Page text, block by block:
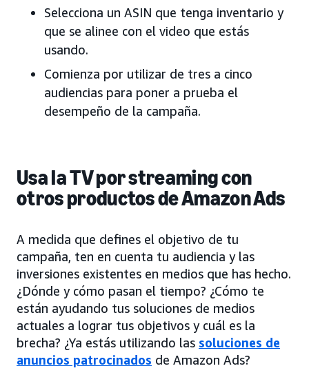
Selecciona un ASIN que tenga inventario y
que se alinee con el video que estás
usando.
Comienza por utilizar de tres a cinco
audiencias para poner a prueba el
desempeño de la campaña.
Usa la TV por streaming con
otros productos de Amazon Ads
A medida que defines el objetivo de tu
campaña, ten en cuenta tu audiencia y las
inversiones existentes en medios que has hecho.
¿Dónde y cómo pasan el tiempo? ¿Cómo te
están ayudando tus soluciones de medios
actuales a lograr tus objetivos y cuál es la
brecha? ¿Ya estás utilizando las soluciones de
anuncios patrocinados de Amazon Ads?